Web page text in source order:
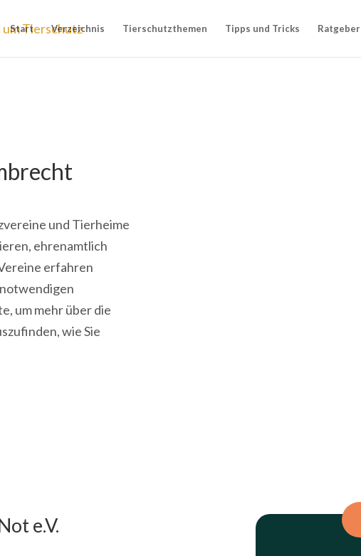
Start Verzeichnis Tierschutzthemen Tipps und Tricks Ratgeber
und Tierheime
ehrenamtlich
erfahren
um mehr über die
wie Sie
e.V.